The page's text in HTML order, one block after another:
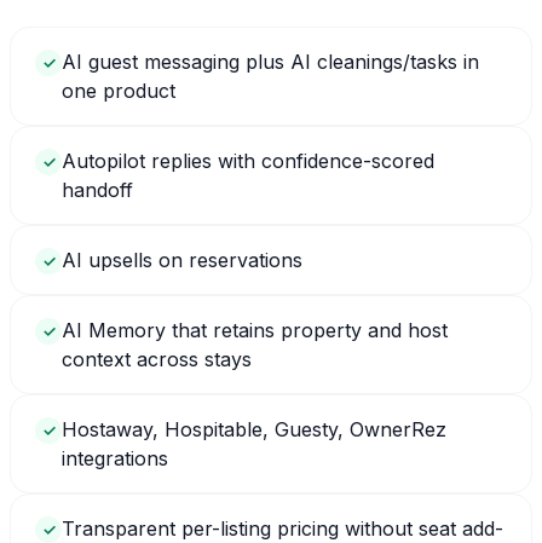
✓ AI guest messaging plus AI cleanings/tasks in
one product
✓ Autopilot replies with confidence-scored
handoff
✓ AI upsells on reservations
✓ AI Memory that retains property and host
context across stays
✓ Hostaway, Hospitable, Guesty, OwnerRez
integrations
✓ Transparent per-listing pricing without seat add-